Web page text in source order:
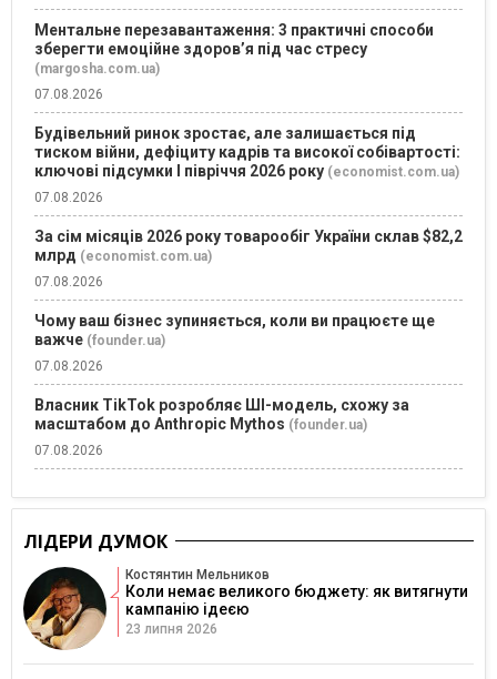
Ментальне перезавантаження: 3 практичні способи
зберегти емоційне здоров’я під час стресу
(margosha.com.ua)
07.08.2026
Будівельний ринок зростає, але залишається під
тиском війни, дефіциту кадрів та високої собівартості:
ключові підсумки І півріччя 2026 року (economist.com.ua)
07.08.2026
За сім місяців 2026 року товарообіг України склав $82,2
млрд (economist.com.ua)
07.08.2026
Чому ваш бізнес зупиняється, коли ви працюєте ще
важче (founder.ua)
07.08.2026
Власник TikTok розробляє ШІ-модель, схожу за
масштабом до Anthropic Mythos (founder.ua)
07.08.2026
ЛІДЕРИ ДУМОК
Костянтин Мельников
Коли немає великого бюджету: як витягнути
кампанію ідеєю
23 липня 2026